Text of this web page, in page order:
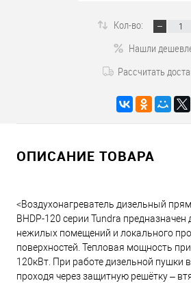
Кол-во:
Нашли
Рассчитать
ОПИСАНИЕ ТОВАРА
<Воздухонагреватель дизельный
BHDP-120 серии Tundra предназначен
нежилых помещений и локального
поверхностей. Тепловая мощность
120кВт. При работе дизельной пушки
проходя через защитную решётку –